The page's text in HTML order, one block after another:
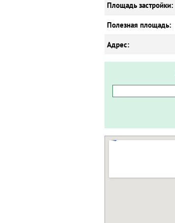
Площадь застройки:
Полезная площадь:
Адрес: